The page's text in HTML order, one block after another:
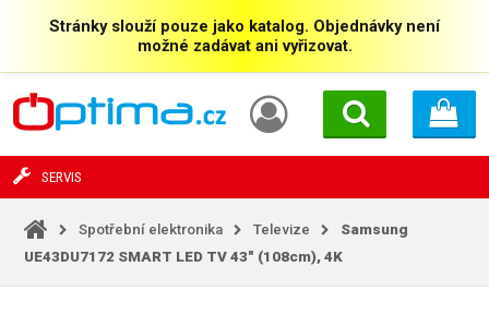
Stránky slouží pouze jako katalog. Objednávky není
možné zadávat ani vyřizovat.
SERVIS
Spotřební elektronika Televize
Samsung
UE43DU7172 SMART LED TV 43" (108cm), 4K